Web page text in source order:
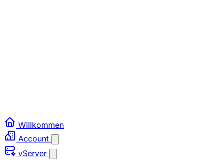
Willkommen
Account
vServer